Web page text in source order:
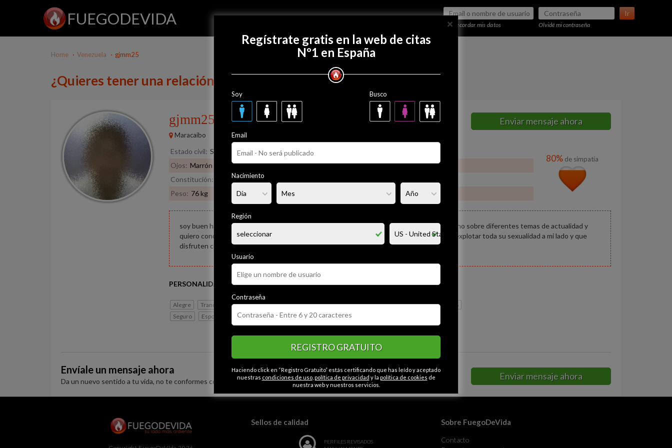
FUEGODEVIDA Ir
Recordar mis datos Olvidé mi contraseña
Regístrate gratis
Home Venezuela gjmm25
¿Quieres tener una relación con gjmm25?
gjmm25
51 años
Maracaibo
Enviar mensaje ahora
Estado civil: Soltero
Ojos: Marrón Pelo: Castaño
Constitución:
Normal
Peso: 76 kg
80% de simpatía
soy buen hijo y buen padre amigo servicial y tratable buen conversador me gusta leer mucho sobre diferentes temas de actualidad y
quiero conocer lindas y bella mujeres que quieran salir de la rutina y la monotonia y poder explotar toda su sexualidad a mi lado y que
disfruten conmigo y yo con ellas todos los placeres del ...
PERSONALIDAD
Alegre Tranquilo Cariñoso Simpático Apasionado
Romántico
Seguro
Espontáneo Generoso Caballeroso
CATEGORÍAS
Contactos en Maracaibo
Envíale un mensaje ahora
Da un nuevo sentido a tu vida, no te conformes con la monotonía. Enviar mensaje ahora
×
Regístrate gratis en la web de citas
Nº1 en España
Soy Busco
Email
Nacimiento
Región
Usuario
Contraseña
REGISTRO GRATUITO
Haciendo click en “Registro Gratuito” estás certificando que has leído y aceptado
nuestras condiciones de uso, política de privacidad y la política de cookies de
nuestra web y nuestros servicios.
Sellos de calidad
PERFILES REVISADOS
Sobre FuegoDeVida
Contacto